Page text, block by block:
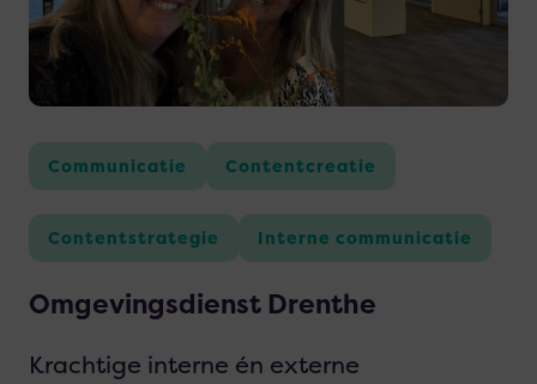
Drenthe
Communicatie Contentcreatie
Contentstrategie Interne communicatie
Omgevingsdienst Drenthe
Krachtige interne én externe